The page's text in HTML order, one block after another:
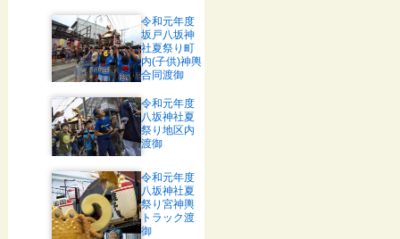
令和元年度
坂戸八坂神
社夏祭り町
内(子供)神輿
合同渡御
令和元年度
八坂神社夏
祭り地区内
渡御
令和元年度
八坂神社夏
祭り宮神輿
トラック渡
御